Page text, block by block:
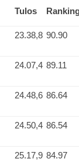
Tulos
23.38,8 90.90
24.07,4 89.11
24.48,6 86.64
24.50,4 86.54
25.17,9 84.97